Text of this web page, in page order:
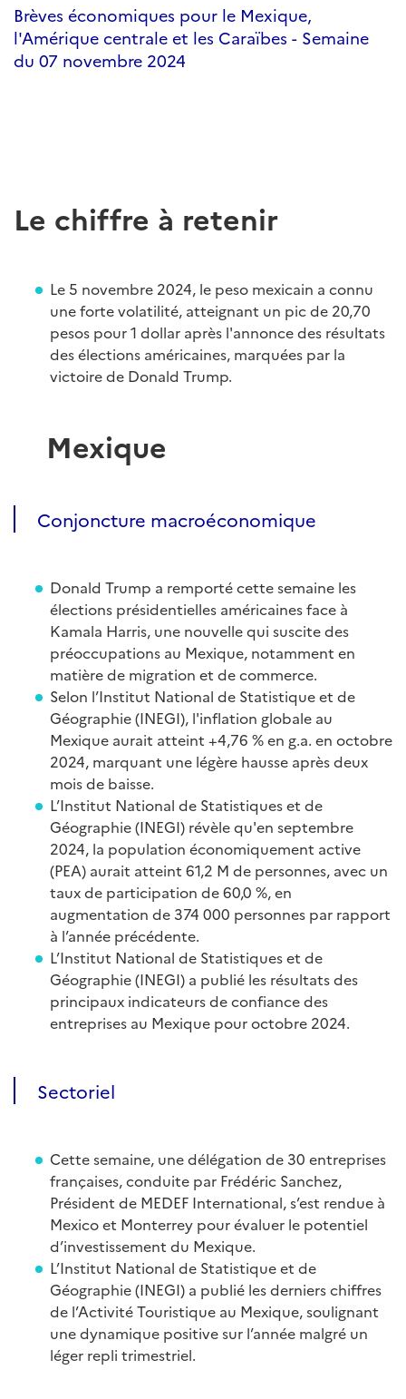
Brèves économiques pour le Mexique,
l'Amérique centrale et les Caraïbes - Semaine
du 07 novembre 2024
Le chiffre à retenir
Le 5 novembre 2024, le peso mexicain a connu
une forte volatilité, atteignant un pic de 20,70
pesos pour 1 dollar après l'annonce des résultats
des élections américaines, marquées par la
victoire de Donald Trump.
Mexique
Conjoncture macroéconomique
Donald Trump a remporté cette semaine les
élections présidentielles américaines face à
Kamala Harris, une nouvelle qui suscite des
préoccupations au Mexique, notamment en
matière de migration et de commerce.
Selon l’Institut National de Statistique et de
Géographie (INEGI), l'inflation globale au
Mexique aurait atteint +4,76 % en g.a. en octobre
2024, marquant une légère hausse après deux
mois de baisse.
L’Institut National de Statistiques et de
Géographie (INEGI) révèle qu'en septembre
2024, la population économiquement active
(PEA) aurait atteint 61,2 M de personnes, avec un
taux de participation de 60,0 %, en
augmentation de 374 000 personnes par rapport
à l’année précédente.
L’Institut National de Statistiques et de
Géographie (INEGI) a publié les résultats des
principaux indicateurs de confiance des
entreprises au Mexique pour octobre 2024.
Sectoriel
Cette semaine, une délégation de 30 entreprises
françaises, conduite par Frédéric Sanchez,
Président de MEDEF International, s’est rendue à
Mexico et Monterrey pour évaluer le potentiel
d’investissement du Mexique.
L’Institut National de Statistique et de
Géographie (INEGI) a publié les derniers chiffres
de l’Activité Touristique au Mexique, soulignant
une dynamique positive sur l’année malgré un
léger repli trimestriel.